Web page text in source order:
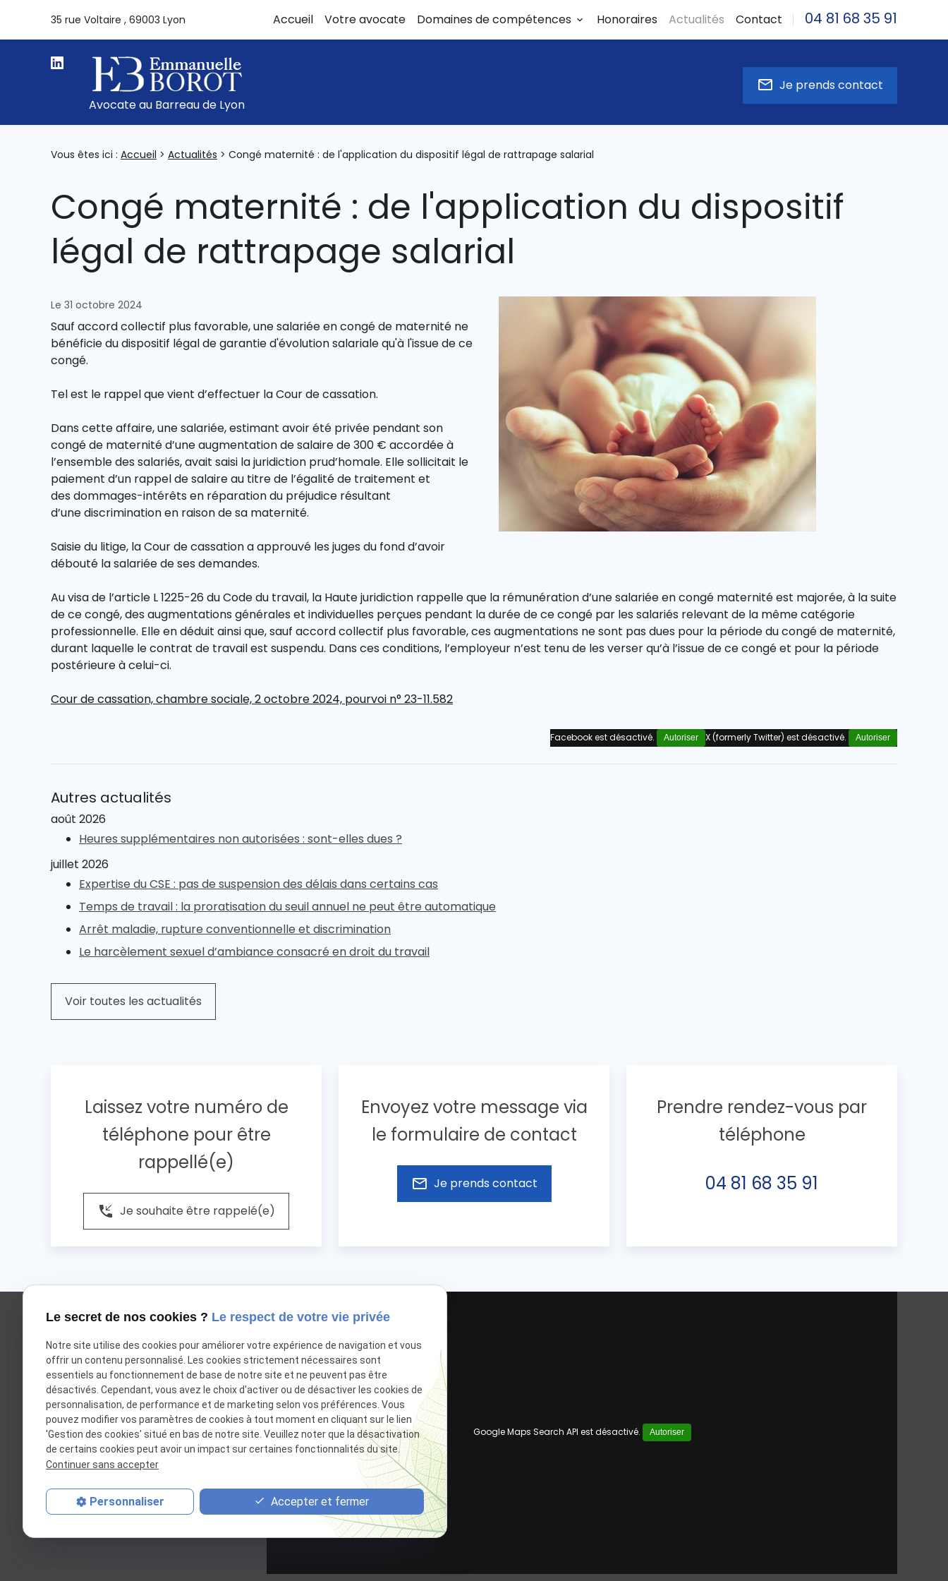
Avocate au Barreau de Lyon
mail_outline Je prends contact
Accueil Votre avocate Domaines de compétences Honoraires Actualités Contact 04 81 68 35 91
35 rue Voltaire 69003 Lyon
Vous êtes ici : Accueil > Actualités > Congé maternité : de l'application du dispositif légal de rattrapage salarial
Congé maternité : de l'application du dispositif
légal de rattrapage salarial
Le 31 octobre 2024
Sauf accord collectif plus favorable, une salariée en congé de maternité ne
bénéficie du dispositif légal de garantie d'évolution salariale qu'à l'issue de ce
congé.
Tel est le rappel que vient d’effectuer la Cour de cassation.
Dans cette affaire, une salariée, estimant avoir été privée pendant son
congé de maternité d’une augmentation de salaire de 300 € accordée à
l’ensemble des salariés, avait saisi la juridiction prud’homale. Elle sollicitait le
paiement d’un rappel de salaire au titre de l’égalité de traitement et
des dommages-intérêts en réparation du préjudice résultant
d’une discrimination en raison de sa maternité.
Saisie du litige, la Cour de cassation a approuvé les juges du fond d’avoir
débouté la salariée de ses demandes.
Au visa de l’article L 1225-26 du Code du travail, la Haute juridiction rappelle que la rémunération d’une salariée en congé maternité est majorée, à la suite
de ce congé, des augmentations générales et individuelles perçues pendant la durée de ce congé par les salariés relevant de la même catégorie
professionnelle. Elle en déduit ainsi que, sauf accord collectif plus favorable, ces augmentations ne sont pas dues pour la période du congé de maternité,
durant laquelle le contrat de travail est suspendu. Dans ces conditions, l’employeur n’est tenu de les verser qu’à l’issue de ce congé et pour la période
postérieure à celui-ci.
Cour de cassation, chambre sociale, 2 octobre 2024, pourvoi n° 23-11.582
X (formerly Twitter) est désactivé. Autoriser
Facebook est désactivé. Autoriser
Autres actualités
août 2026
Heures supplémentaires non autorisées : sont-elles dues ?
juillet 2026
Expertise du CSE : pas de suspension des délais dans certains cas
Temps de travail : la proratisation du seuil annuel ne peut être automatique
Arrêt maladie, rupture conventionnelle et discrimination
Le harcèlement sexuel d’ambiance consacré en droit du travail
Voir toutes les actualités
Laissez votre numéro de
téléphone pour être
rappellé(e)
phone_callback Je souhaite être rappelé(e)
Envoyez votre message via
le formulaire de contact
mail_outline Je prends contact
Prendre rendez-vous par
téléphone
04 81 68 35 91
Avocate au Barreau de Lyon Google Maps Search API est désactivé. Autoriser
Le secret de nos cookies ? Le respect de votre vie privée
Notre site utilise des cookies pour améliorer votre expérience de navigation et vous
offrir un contenu personnalisé. Les cookies strictement nécessaires sont
essentiels au fonctionnement de base de notre site et ne peuvent pas être
désactivés. Cependant, vous avez le choix d'activer ou de désactiver les cookies de
personnalisation, de performance et de marketing selon vos préférences. Vous
pouvez modifier vos paramètres de cookies à tout moment en cliquant sur le lien
'Gestion des cookies' situé en bas de notre site. Veuillez noter que la désactivation
de certains cookies peut avoir un impact sur certaines fonctionnalités du site.
Continuer sans accepter
Personnaliser Accepter et fermer